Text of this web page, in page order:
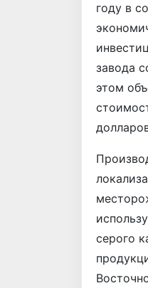
году в
завода
этом
серого